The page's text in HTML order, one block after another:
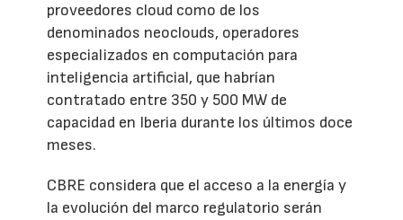
proveedores cloud como de los
denominados neoclouds, operadores
especializados en computación para
inteligencia artificial, que habrían
contratado entre 350 y 500 MW de
capacidad en Iberia durante los últimos doce
meses.
CBRE considera que el acceso a la energía y
la evolución del marco regulatorio serán